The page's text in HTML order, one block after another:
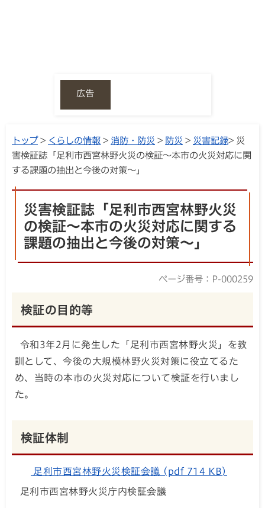
広告
トップ> くらしの情報 > 消防・防災 > 防災 > 災害記録> 災
害検証誌「足利市西宮林野火災の検証～本市の火災対応に関
する課題の抽出と今後の対策～」
災害検証誌「足利市西宮林野火災
の検証～本市の火災対応に関する
課題の抽出と今後の対策～」
ページ番号：P-000259
検証の目的等
令和3年2月に発生した「足利市西宮林野火災」を教
訓として、今後の大規模林野火災対策に役立てるた
め、当時の本市の火災対応について検証を行いまし
た。
検証体制
足利市西宮林野火災検証会議 (pdf 714 KB)
足利市西宮林野火災庁内検証会議